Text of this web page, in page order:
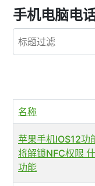
手机电脑电
标题过滤
名称
苹果手机IOS12功
将解锁NFC权限
功能